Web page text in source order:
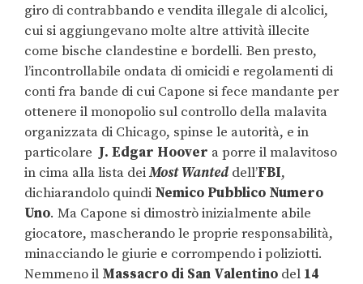
giro di contrabbando e vendita illegale di alcolici,
cui si aggiungevano molte altre attività illecite
come bische clandestine e bordelli. Ben presto,
l’incontrollabile ondata di omicidi e regolamenti di
conti fra bande di cui Capone si fece mandante per
ottenere il monopolio sul controllo della malavita
organizzata di Chicago, spinse le autorità, e in
particolare J. Edgar Hoover a porre il malavitoso
in cima alla lista deiMost Wanted dell’FBI,
dichiarandolo quindi Nemico Pubblico Numero
Uno. Ma Capone si dimostrò inizialmente abile
giocatore, mascherando le proprie responsabilità,
minacciando le giurie e corrompendo i poliziotti.
Nemmeno il Massacro di San Valentino del 14